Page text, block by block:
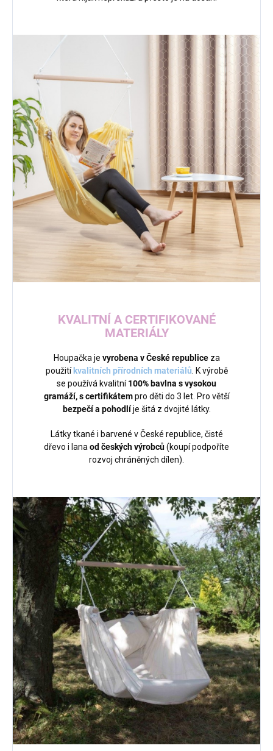
KVALITNÍ A CERTIFIKOVANÉ
MATERIÁLY
Houpačka je vyrobena v České republiceza
použití kvalitních přírodních materiálů. K výrobě
se používá kvalitní100% bavlna s vysokou
gramáží, s certifikátempro děti do 3 let. Pro větší
bezpečí a pohodlíje šitá z dvojité látky.
Látky tkané i barvené v České republice, čisté
dřevo i lanaod českých výrobců(koupí podpoříte
rozvoj chráněných dílen).